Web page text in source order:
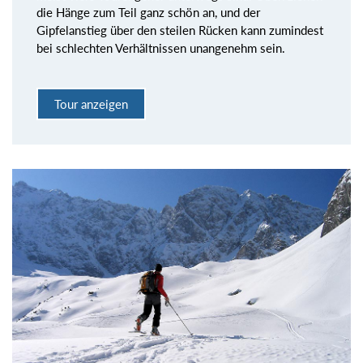
die Hänge zum Teil ganz schön an, und der
Gipfelanstieg über den steilen Rücken kann zumindest
bei schlechten Verhältnissen unangenehm sein.
Tour anzeigen